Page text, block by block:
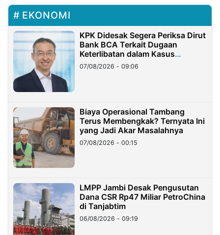
EKONOMI
KPK Didesak Segera Periksa Dirut
Bank BCA Terkait Dugaan
Keterlibatan dalam Kasus
Hilangnya Dana Nasabah Rp2,58
Miliar
07/08/2026 - 09:06
Biaya Operasional Tambang
Terus Membengkak? Ternyata Ini
yang Jadi Akar Masalahnya
07/08/2026 - 00:15
LMPP Jambi Desak Pengusutan
Dana CSR Rp47 Miliar PetroChina
di Tanjabtim
06/08/2026 - 09:19